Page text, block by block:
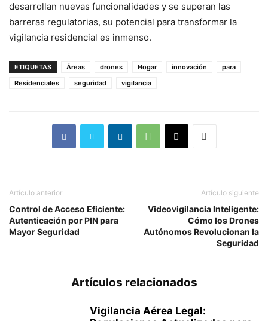
desarrollan nuevas funcionalidades y se superan las
barreras regulatorias, su potencial para transformar la
vigilancia residencial es inmenso.
ETIQUETAS Áreas drones Hogar innovación
para
Residenciales
seguridad vigilancia
Artículo anterior
Control de Acceso Eficiente:
Autenticación por PIN para
Mayor Seguridad
Artículo siguiente
Videovigilancia Inteligente:
Cómo los Drones
Autónomos Revolucionan la
Seguridad
Artículos relacionados
Vigilancia Aérea Legal: